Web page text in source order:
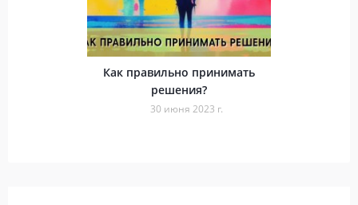
Как правильно принимать
решения?
30 июня 2023 г.